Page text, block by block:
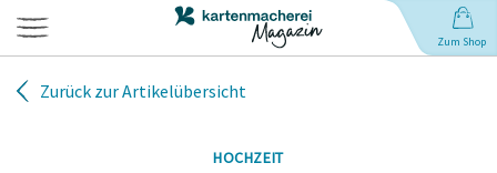
Zum Shop
Zurück zur Artikelübersicht
HOCHZEIT